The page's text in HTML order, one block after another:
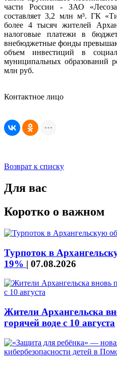
части России - ЗАО
составляет 3,2 млн м³. ГК
более 4 тысяч жителей
налоговые платежи в
внебюджетные фонды
объем инвестиций в
муниципальных образований
млн руб.
Контактное лицо
Возврат к списку
Для вас
Коротко о важном
Турпоток в
19% | 07.08.2026
Жители Архангельска
горячей воде с 10 августа